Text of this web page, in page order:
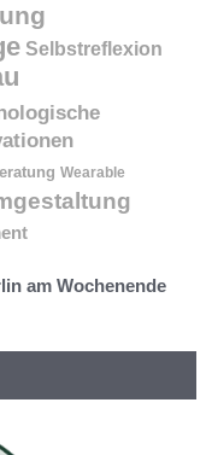
Selbstreflexion
Wearable
am Wochenende